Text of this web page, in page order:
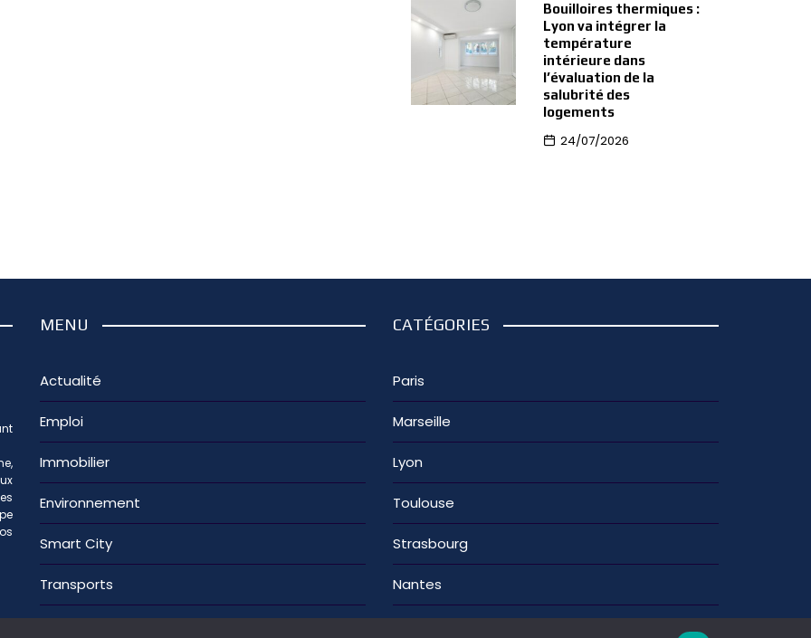
Bouilloires thermiques :
Lyon va intégrer la
température
intérieure dans
l’évaluation de la
salubrité des
logements
24/07/2026
MENU
Actualité
Emploi
Immobilier
Environnement
Smart City
Transports
CATÉGORIES
Paris
Marseille
Lyon
Toulouse
Strasbourg
Nantes